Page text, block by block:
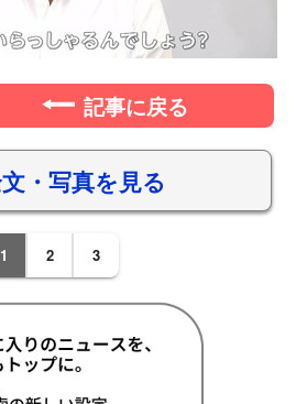
記事に戻る
・写真を見る
1 2 3